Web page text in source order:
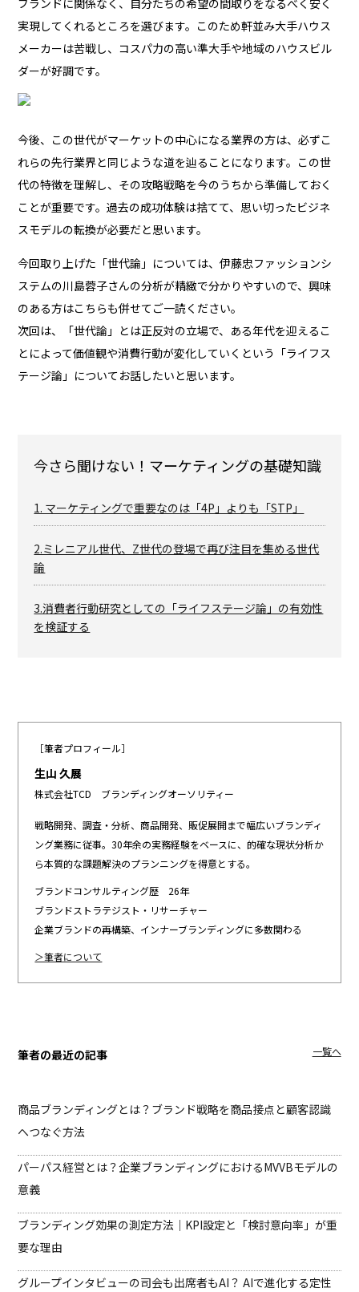
ブランドに関係なく、自分たちの希望の間取りをなるべく安く
実現してくれるところを選びます。このため軒並み大手ハウス
メーカーは苦戦し、コスパ力の高い準大手や地域のハウスビル
ダーが好調です。
今後、この世代がマーケットの中心になる業界の方は、必ずこ
れらの先行業界と同じような道を辿ることになります。この世
代の特徴を理解し、その攻略戦略を今のうちから準備しておく
ことが重要です。過去の成功体験は捨てて、思い切ったビジネ
スモデルの転換が必要だと思います。
今回取り上げた「世代論」については、伊藤忠ファッションシ
ステムの川島蓉子さんの分析が精緻で分かりやすいので、興味
のある方はこちらも併せてご一読ください。
次回は、「世代論」とは正反対の立場で、ある年代を迎えるこ
とによって価値観や消費行動が変化していくという「ライフス
テージ論」についてお話したいと思います。
今さら聞けない！マーケティングの基礎知識
1. マーケティングで重要なのは「4P」よりも「STP」
2.ミレニアル世代、Z世代の登場で再び注目を集める世代
論
3.消費者行動研究としての「ライフステージ論」の有効性
を検証する
［筆者プロフィール］
生山 久展
株式会社TCD ブランディングオーソリティー
戦略開発、調査・分析、商品開発、販促展開まで幅広いブランディ
ング業務に従事。30年余の実務経験をベースに、的確な現状分析か
ら本質的な課題解決のプランニングを得意とする。
ブランドコンサルティング歴 26年
ブランドストラテジスト・リサーチャー
企業ブランドの再構築、インナーブランディングに多数関わる
＞筆者について
筆者の最近の記事 一覧へ
商品ブランディングとは？ブランド戦略を商品接点と顧客認識
へつなぐ方法
パーパス経営とは？企業ブランディングにおけるMVVBモデルの
意義
ブランディング効果の測定方法｜KPI設定と「検討意向率」が重
要な理由
グループインタビューの司会も出席者もAI？ AIで進化する定性